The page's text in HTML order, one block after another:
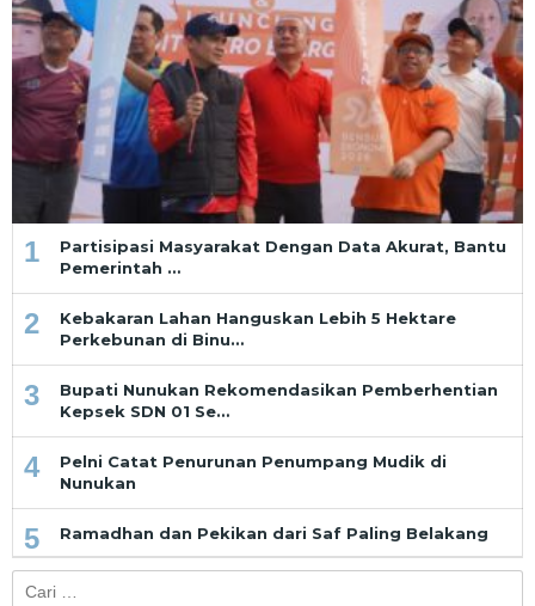
1
Partisipasi Masyarakat Dengan Data Akurat, Bantu
Pemerintah …
2
Kebakaran Lahan Hanguskan Lebih 5 Hektare
Perkebunan di Binu…
3
Bupati Nunukan Rekomendasikan Pemberhentian
Kepsek SDN 01 Se…
4
Pelni Catat Penurunan Penumpang Mudik di
Nunukan
5 Ramadhan dan Pekikan dari Saf Paling Belakang
untuk: